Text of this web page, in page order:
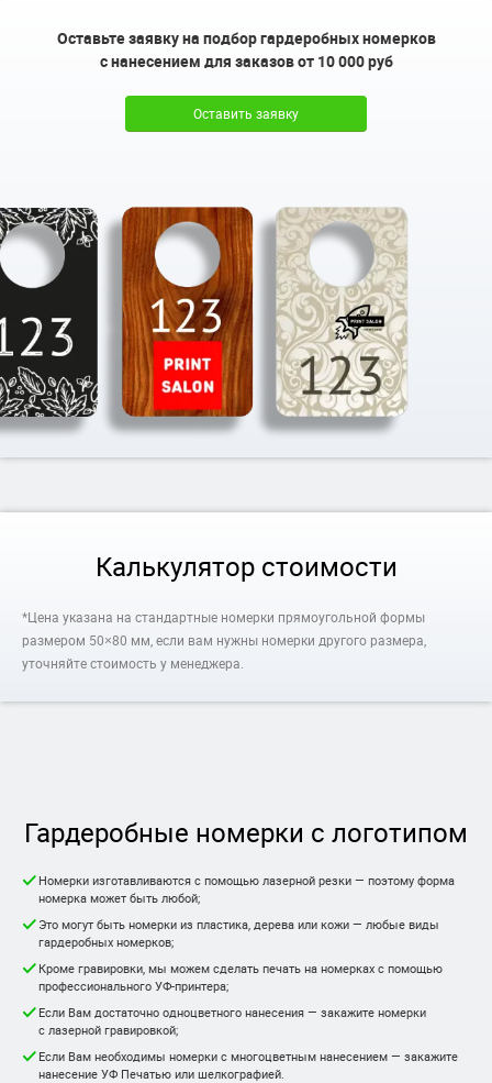
Оставьте заявку на подбор гардеробных номерков
с нанесением для заказов от 10 000 руб
Оставить заявку
Калькулятор стоимости
*Цена указана на стандартные номерки прямоугольной формы
размером 50×80 мм, если вам нужны номерки другого размера,
уточняйте стоимость у менеджера.
Гардеробные номерки с логотипом
Номерки изготавливаются с помощью лазерной резки — поэтому форма
номерка может быть любой;
Это могут быть номерки из пластика, дерева или кожи — любые виды
гардеробных номерков;
Кроме гравировки, мы можем сделать печать на номерках с помощью
профессионального УФ-принтера;
Если Вам достаточно одноцветного нанесения — закажите номерки
с лазерной гравировкой;
Если Вам необходимы номерки с многоцветным нанесением — закажите
нанесение УФ Печатью или шелкографией.